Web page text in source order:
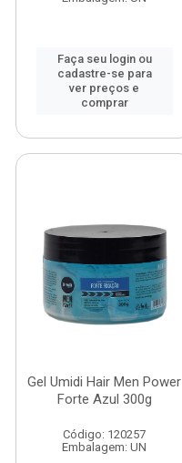
Faça seu login ou
cadastre-se para
ver preços e
comprar
Gel Umidi Hair Men Power
Forte Azul 300g
Código: 120257
Embalagem: UN